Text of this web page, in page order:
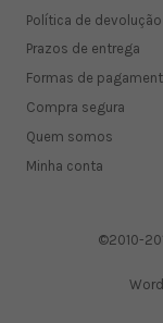
Política de
Prazos de entrega
Formas de
Compra segura
Quem somos
Minha conta
©2010-